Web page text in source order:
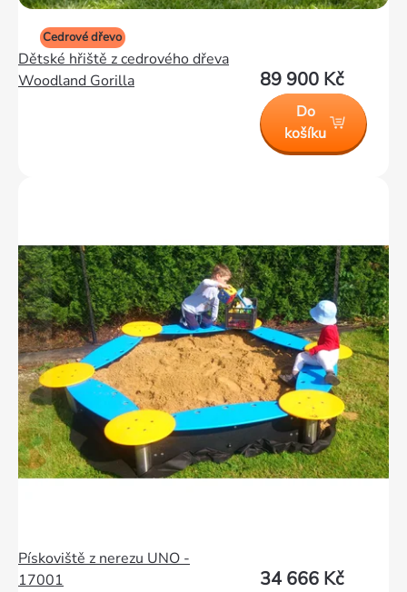
Cedrové dřevo
Dětské hřiště z cedrového dřeva
Woodland Gorilla
89 900 Kč
Do
košíku
Pískoviště z nerezu UNO -
17001
34 666 Kč